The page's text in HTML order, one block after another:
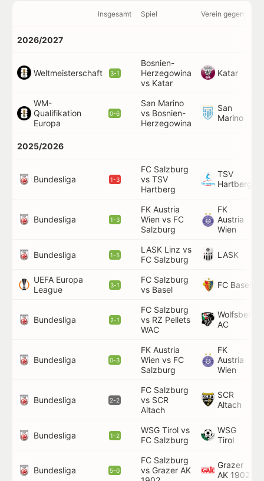
Insgesamt Spiel Verein gegen
2026/2027
Weltmeisterschaft 3-1
Bosnien-
Herzegowina
vs Katar
Katar
WM-
Qualifikation
Europa
0-6
San Marino
vs Bosnien-
Herzegowina
San
Marino
2025/2026
Bundesliga 1-3
FC Salzburg
vs TSV
Hartberg
TSV
Hartberg
Bundesliga 1-3
FK Austria
Wien vs FC
Salzburg
FK
Austria
Wien
Bundesliga 1-5
LASK Linz vs
FC Salzburg
LASK
UEFA Europa
League
3-1
FC Salzburg
vs Basel
FC Basel
Bundesliga 2-1
FC Salzburg
vs RZ Pellets
WAC
Wolfsberger
AC
Bundesliga 0-3
FK Austria
Wien vs FC
Salzburg
FK
Austria
Wien
Bundesliga 2-2
FC Salzburg
vs SCR
Altach
SCR
Altach
Bundesliga 1-2
WSG Tirol vs
FC Salzburg
WSG
Tirol
Bundesliga 5-0
FC Salzburg
vs Grazer AK
Grazer
AK 1902